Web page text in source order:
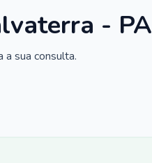
- PA
sua consulta.